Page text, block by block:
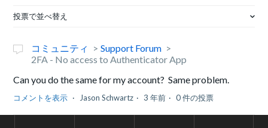
投票で並べ替え
コミュニティ
Support Forum
2FA - No access to Authenticator App
Can you do the same for my account? Same problem.
コメントを表示 Jason Schwartz 3 年前 0 件の投票